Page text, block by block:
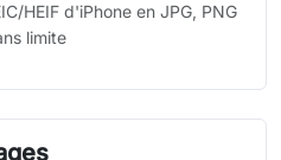
HEIF d'iPhone en JPG, PNG
limite